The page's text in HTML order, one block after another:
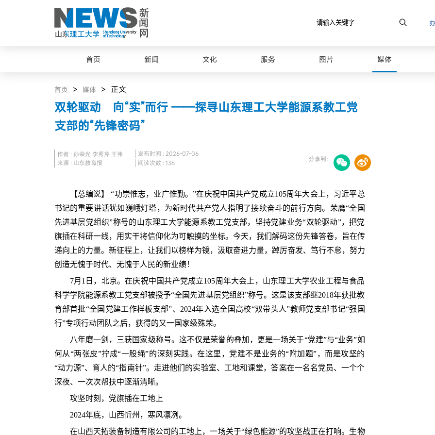
首页 新闻 文化 服务 图片 媒体
首页 > 媒体 > 正文
双轮驱动 向“实”而行 ——探寻山东理工大学能源系教工党
支部的“先锋密码”
作者 : 孙荣光 李秀芹 王伟
来源 : 山东教育报
发布时间 : 2026-07-06
阅读次数 : 136 分享到：
【总编说】 “功崇惟志，业广惟勤。”在庆祝中国共产党成立105周年大会上，习近平总
书记的重要讲话犹如巍峨灯塔，为新时代共产党人指明了接续奋斗的前行方向。荣膺“全国
先进基层党组织”称号的山东理工大学能源系教工党支部，坚持党建业务“双轮驱动”，把党
旗插在科研一线，用实干将信仰化为可触摸的坐标。今天，我们解码这份先锋答卷，旨在传
递向上的力量。新征程上，让我们以榜样为镜，汲取奋进力量，踔厉奋发、笃行不怠，努力
创造无愧于时代、无愧于人民的新业绩！
7月1日，北京。在庆祝中国共产党成立105周年大会上，山东理工大学农业工程与食品
科学学院能源系教工党支部被授予“全国先进基层党组织”称号。这是该支部继2018年获批教
育部首批“全国党建工作样板支部”、2024年入选全国高校“双带头人”教师党支部书记“强国
行”专项行动团队之后，获得的又一国家级殊荣。
八年磨一剑，三获国家级称号。这不仅是荣誉的叠加，更是一场关于“党建”与“业务”如
何从“两张皮”拧成“一股绳”的深刻实践。在这里，党建不是业务的“附加题”，而是攻坚的
“动力源”、育人的“指南针”。走进他们的实验室、工地和课堂，答案在一名名党员、一个个
深夜、一次次帮扶中逐渐清晰。
攻坚时刻，党旗插在工地上
2024年底，山西忻州，寒风凛冽。
在山西天拓装备制造有限公司的工地上，一场关于“绿色能源”的攻坚战正在打响。生物
最美山理工